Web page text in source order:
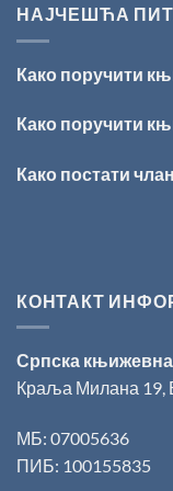
НАЈЧЕШЋА
Како поручити
Како поручити
Како постати
КОНТАКТ
Српска књижевна
Краља Милана 19,
МБ: 07005636
ПИБ: 100155835